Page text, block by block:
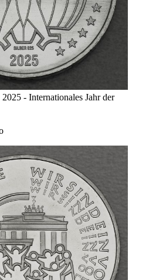
- Internationales Jahr der